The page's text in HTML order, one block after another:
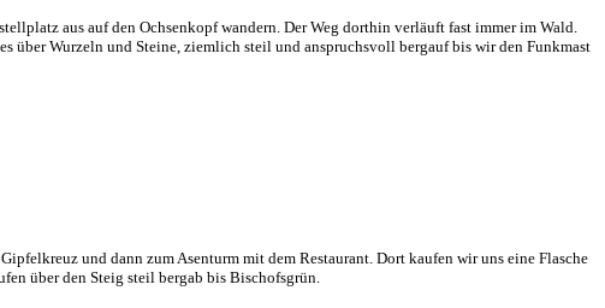
aus auf den Ochsenkopf wandern. Der Weg dorthin verläuft fast immer im Wald.
über Wurzeln und Steine, ziemlich steil und anspruchsvoll bergauf bis wir den Funkmast
und dann zum Asenturm mit dem Restaurant. Dort kaufen wir uns eine Flasche
über den Steig steil bergab bis Bischofsgrün.